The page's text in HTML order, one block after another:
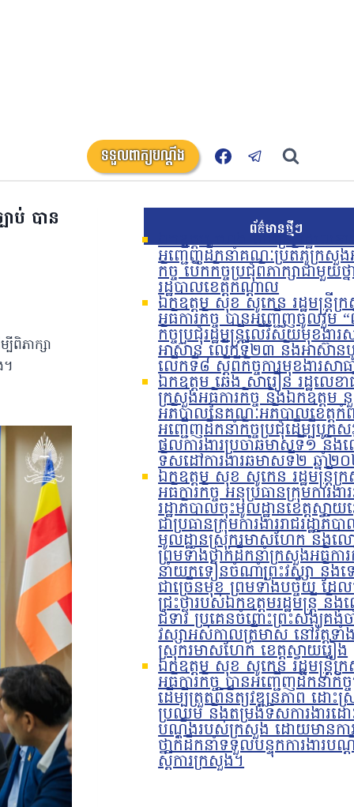
ទទួលពាក្យបណ្តឹង
ាប់ បាន
ពិភាក្សា
។
ព័ត៌មានថ្មីៗ
ឯកឧត្តម ហេង លឹមទ្រី រដ្ឋលេខា
អញ្ជើញដឹកនាំគណៈប្រតិភូក្រសួង
កិច្ច បើកកិច្ចប្រជុំពិភាក្សាជាមួយថ្
រដ្ឋបាលខេត្តកណ្តាល
ឯកឧត្តម សុខ សូកេន រដ្ឋមន្រ្តីក្
អធិការកិច្ច បានអញ្ជើញចូលរួម
កិច្ចប្រជុំរដ្ឋមន្ត្រីលើវិស័យមុខងា
អាស៊ាន លើកទី២៣ និងអាស៊ាន
លើកទី៨ ស្តីពីកិច្ចការមុខងារសា
ឯកឧត្តម ឆេង សារឿន រដ្ឋលេខា
ក្រសួងអធិការកិច្ច និងឯកឧត្តម នួ
អភិបាលនៃគណៈអភិបាលខេត្តកំ
អញ្ជើញដឹកនាំកិច្ចប្រជុំដើម្បីបូក
ផលការងារប្រចាំឆមាសទី១ និង
ទិសដៅការងារឆមាសទី២ ឆ្នាំ២
ឯកឧត្តម សុខ សូកេន រដ្ឋមន្រ្តីក្
អធិការកិច្ច អនុប្រធានក្រុមការងា
រដ្ឋាភិបាលចុះមូលដ្ឋានខេត្តស្វា
ជាប្រធានក្រុមការងាររាជរដ្ឋាភិប
មូលដ្ឋានស្រុករមាសហែក និងល
ព្រមទាំងថ្នាក់ដឹកនាំក្រសួងអធិការ
នាំយកទៀនចំណាំព្រះវស្សា និងទ
ជាច្រើនមុខ ព្រមទាំងបច្ច័យ ដែល
ជ្រះថ្លារបស់ឯកឧត្តមរដ្ឋមន្រ្តី និ
ជំទាវ ប្រគេនចំពោះព្រះសង្ឃគង់ច
វស្សាអស់កាលត្រីមាស នៅវត្តទ
ស្រុករមាសហែក ខេត្តស្វាយរៀង
ឯកឧត្តម សុខ សូកេន រដ្ឋមន្រ្តីក្
អធិការកិច្ច បានអញ្ជើញដឹកនាំកិច្
ដើម្បីត្រួតពិនិត្យវឌ្ឍនភាព ដោះស្
ប្រឈម និងតម្រង់ទិសការងារដ
បណ្តឹងរបស់ក្រសួង ដោយមានក
ថ្នាក់ដឹកនាំទទួលបន្ទុកការងារប
ស្ដីការក្រសួង។